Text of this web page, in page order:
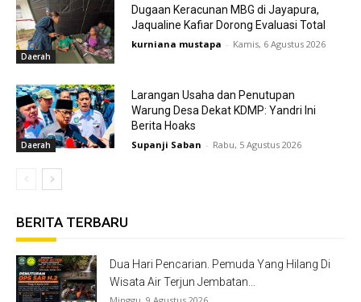
Daerah
Dugaan Keracunan MBG di Jayapura,
Jaqualine Kafiar Dorong Evaluasi Total
kurniana mustapa - Kamis, 6 Agustus 2026
Daerah
Larangan Usaha dan Penutupan
Warung Desa Dekat KDMP: Yandri Ini
Berita Hoaks
Supanji Saban - Rabu, 5 Agustus 2026
BERITA TERBARU
Dua Hari Pencarian. Pemuda Yang Hilang Di
Wisata Air Terjun Jembatan...